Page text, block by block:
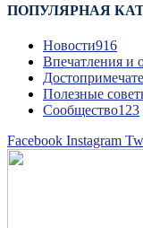
ПОПУЛЯРНАЯ
Новости916
Впечатления и
Полезные
Сообщество123
Facebook Instagram